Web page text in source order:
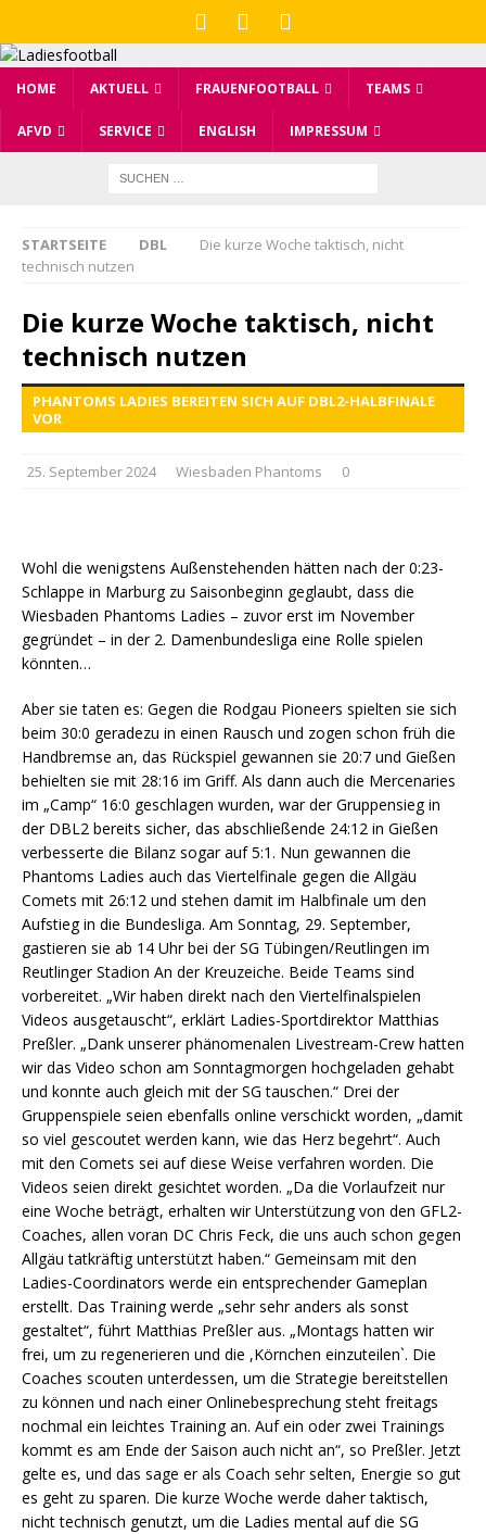
HOME AKTUELL FRAUENFOOTBALL TEAMS
AFVD SERVICE ENGLISH IMPRESSUM
STARTSEITE DBL
Die kurze Woche taktisch, nicht
technisch nutzen
Die kurze Woche taktisch, nicht
technisch nutzen
PHANTOMS LADIES BEREITEN SICH AUF DBL2-HALBFINALE
VOR
25. September 2024 Wiesbaden Phantoms 0
Wohl die wenigstens Außenstehenden hätten nach der 0:23-
Schlappe in Marburg zu Saisonbeginn geglaubt, dass die
Wiesbaden Phantoms Ladies – zuvor erst im November
gegründet – in der 2. Damenbundesliga eine Rolle spielen
könnten…
Aber sie taten es: Gegen die Rodgau Pioneers spielten sie sich
beim 30:0 geradezu in einen Rausch und zogen schon früh die
Handbremse an, das Rückspiel gewannen sie 20:7 und Gießen
behielten sie mit 28:16 im Griff. Als dann auch die Mercenaries
im „Camp“ 16:0 geschlagen wurden, war der Gruppensieg in
der DBL2 bereits sicher, das abschließende 24:12 in Gießen
verbesserte die Bilanz sogar auf 5:1. Nun gewannen die
Phantoms Ladies auch das Viertelfinale gegen die Allgäu
Comets mit 26:12 und stehen damit im Halbfinale um den
Aufstieg in die Bundesliga. Am Sonntag, 29. September,
gastieren sie ab 14 Uhr bei der SG Tübingen/Reutlingen im
Reutlinger Stadion An der Kreuzeiche. Beide Teams sind
vorbereitet. „Wir haben direkt nach den Viertelfinalspielen
Videos ausgetauscht“, erklärt Ladies-Sportdirektor Matthias
Preßler. „Dank unserer phänomenalen Livestream-Crew hatten
wir das Video schon am Sonntagmorgen hochgeladen gehabt
und konnte auch gleich mit der SG tauschen.“ Drei der
Gruppenspiele seien ebenfalls online verschickt worden, „damit
so viel gescoutet werden kann, wie das Herz begehrt“. Auch
mit den Comets sei auf diese Weise verfahren worden. Die
Videos seien direkt gesichtet worden. „Da die Vorlaufzeit nur
eine Woche beträgt, erhalten wir Unterstützung von den GFL2-
Coaches, allen voran DC Chris Feck, die uns auch schon gegen
Allgäu tatkräftig unterstützt haben.“ Gemeinsam mit den
Ladies-Coordinators werde ein entsprechender Gameplan
erstellt. Das Training werde „sehr sehr anders als sonst
gestaltet“, führt Matthias Preßler aus. „Montags hatten wir
frei, um zu regenerieren und die ,Körnchen einzuteilen`. Die
Coaches scouten unterdessen, um die Strategie bereitstellen
zu können und nach einer Onlinebesprechung steht freitags
nochmal ein leichtes Training an. Auf ein oder zwei Trainings
kommt es am Ende der Saison auch nicht an“, so Preßler. Jetzt
gelte es, und das sage er als Coach sehr selten, Energie so gut
es geht zu sparen. Die kurze Woche werde daher taktisch,
nicht technisch genutzt, um die Ladies mental auf die SG